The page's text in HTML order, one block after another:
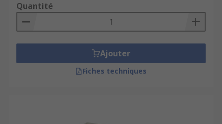
Quantité
Ajouter
Fiches techniques